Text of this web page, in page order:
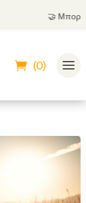
Μπορείς
(0)